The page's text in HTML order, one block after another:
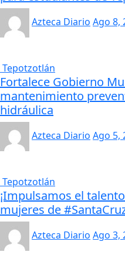
Azteca Diario Ago 8,
Tepotzotlán
Fortalece Gobierno
mantenimiento
hidráulica
Azteca Diario Ago 5,
Tepotzotlán
¡Impulsamos el
mujeres de
Azteca Diario Ago 3,